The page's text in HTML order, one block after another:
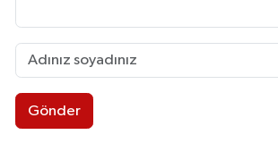
Gönder